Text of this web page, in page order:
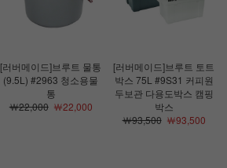
[러버메이드]브루트 물통
(9.5L) #2963 청소용물
통
￦22,000￦22,000
[러버메이드]브루트 토트
박스 75L #9S31 커피원
두보관 다용도박스 캠핑
박스
￦93,500￦93,500